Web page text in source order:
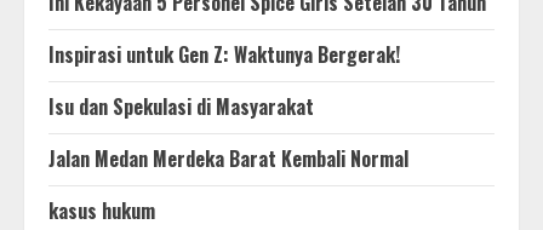
Inspirasi untuk Gen Z: Waktunya Bergerak!
Isu dan Spekulasi di Masyarakat
Jalan Medan Merdeka Barat Kembali Normal
kasus hukum